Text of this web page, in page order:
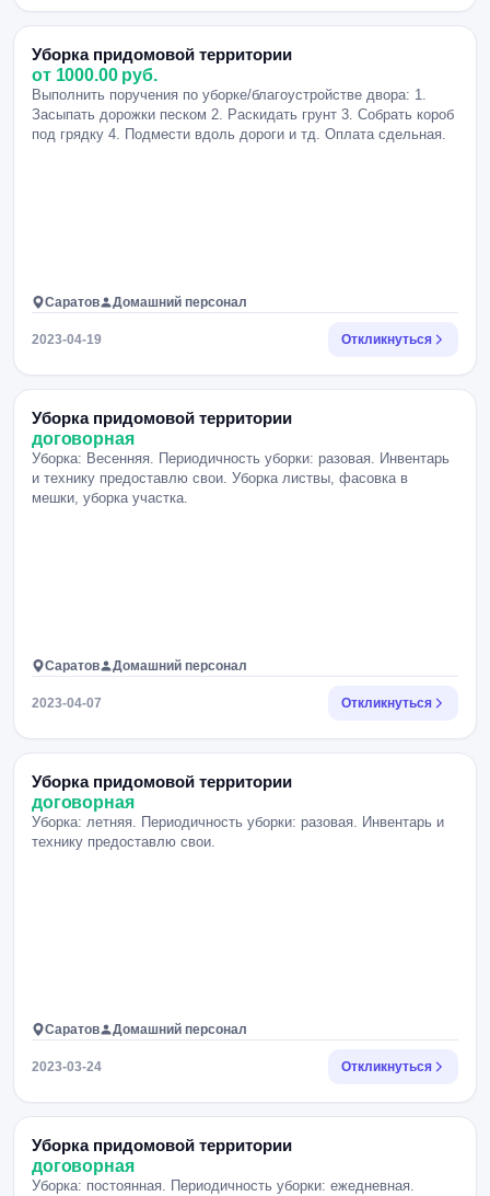
Уборка придомовой территории
от 1000.00 руб.
Выполнить поручения по уборке/благоустройстве двора: 1.
Засыпать дорожки песком 2. Раскидать грунт 3. Собрать короб
под грядку 4. Подмести вдоль дороги и тд. Оплата сдельная.
Саратов Домашний персонал
2023-04-19 Откликнуться
Уборка придомовой территории
договорная
Уборка: Весенняя. Периодичность уборки: разовая. Инвентарь
и технику предоставлю свои. Уборка листвы, фасовка в
мешки, уборка участка.
Саратов Домашний персонал
2023-04-07 Откликнуться
Уборка придомовой территории
договорная
Уборка: летняя. Периодичность уборки: разовая. Инвентарь и
технику предоставлю свои.
Саратов Домашний персонал
2023-03-24 Откликнуться
Уборка придомовой территории
договорная
Уборка: постоянная. Периодичность уборки: ежедневная.